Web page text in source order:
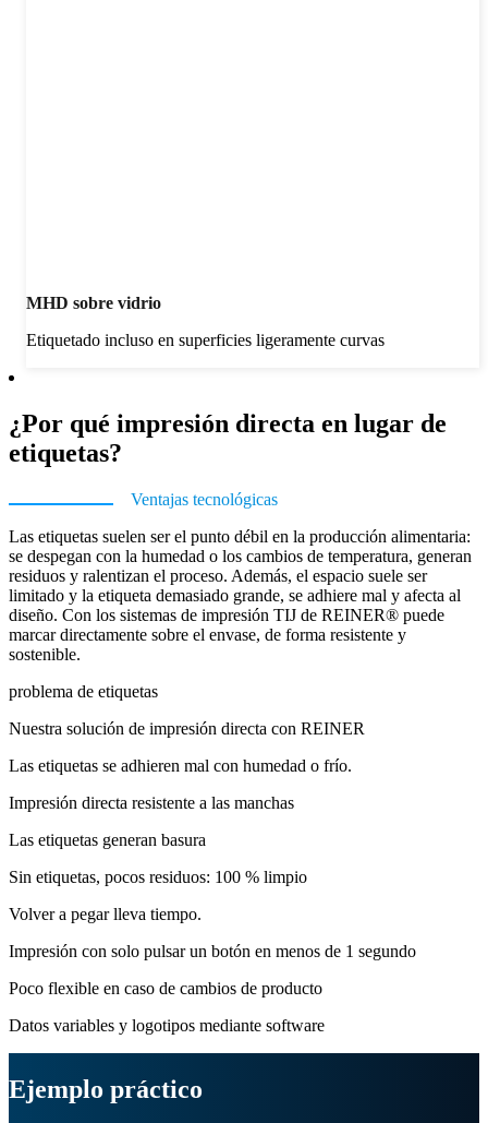
MHD sobre vidrio
Etiquetado incluso en superficies ligeramente curvas
¿Por qué impresión directa en lugar de
etiquetas?
Ventajas tecnológicas
Las etiquetas suelen ser el punto débil en la producción alimentaria:
se despegan con la humedad o los cambios de temperatura, generan
residuos y ralentizan el proceso. Además, el espacio suele ser
limitado y la etiqueta demasiado grande, se adhiere mal y afecta al
diseño. Con los sistemas de impresión TIJ de REINER® puede
marcar directamente sobre el envase, de forma resistente y
sostenible.
problema de etiquetas
Nuestra solución de impresión directa con REINER
Las etiquetas se adhieren mal con humedad o frío.
Impresión directa resistente a las manchas
Las etiquetas generan basura
Sin etiquetas, pocos residuos: 100 % limpio
Volver a pegar lleva tiempo.
Impresión con solo pulsar un botón en menos de 1 segundo
Poco flexible en caso de cambios de producto
Datos variables y logotipos mediante software
Ejemplo práctico